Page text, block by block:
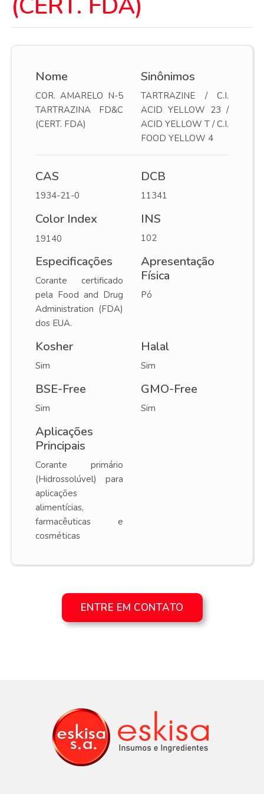
Nome
COR. AMARELO N-5
TARTRAZINA FD&C
(CERT. FDA)
Sinônimos
TARTRAZINE / C.I.
ACID YELLOW 23 /
ACID YELLOW T / C.I.
FOOD YELLOW 4
CAS
1934-21-0
DCB
11341
Color Index
19140
INS
102
Especificações
Corante certificado
pela Food and Drug
Administration (FDA)
dos EUA.
Apresentação
Física
Pó
Kosher
Sim
Halal
Sim
BSE-Free
Sim
GMO-Free
Sim
Aplicações
Principais
Corante primário
(Hidrossolúvel) para
aplicações
alimentícias,
farmacêuticas e
cosméticas
ENTRE EM CONTATO